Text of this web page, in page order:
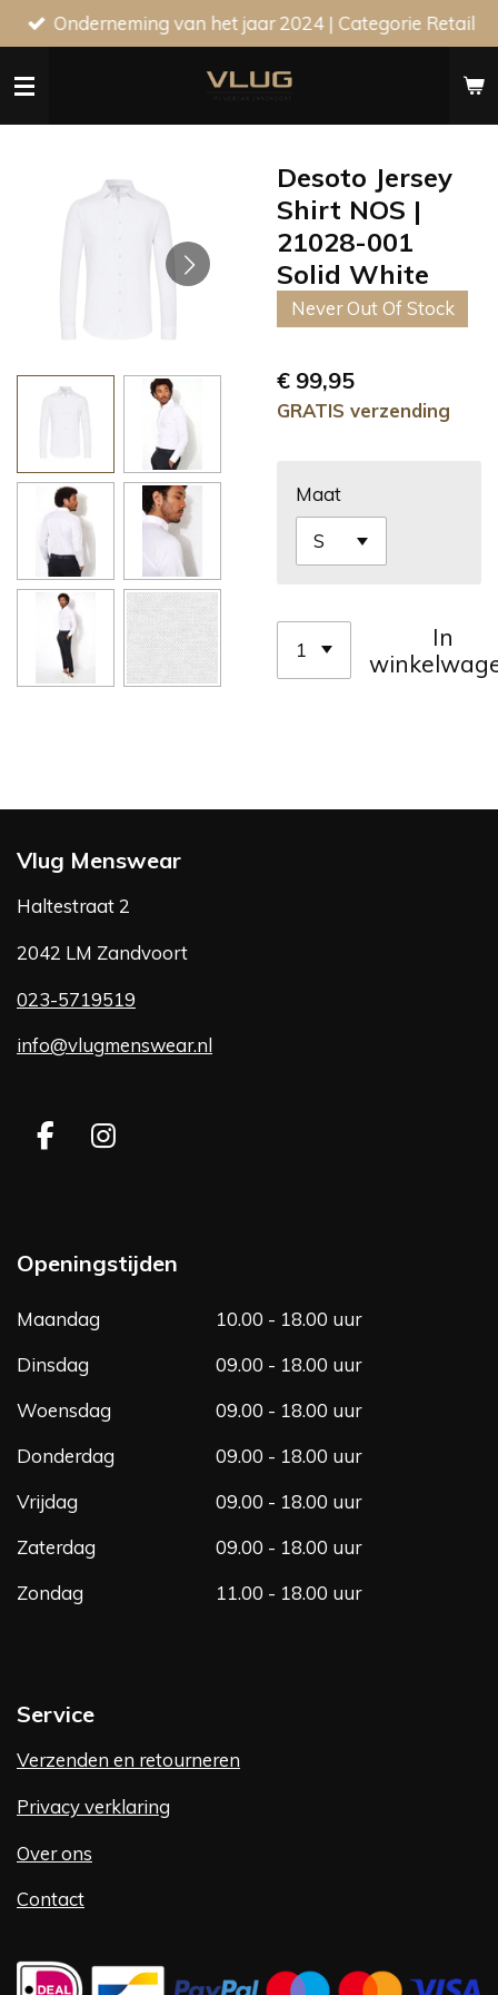
Ga
direct
naar
Onderneming van het jaar 2024 | Categorie Retail
Desoto Jersey
Shirt NOS |
21028-001
Solid White
Never Out Of Stock
€ 99,95
GRATIS verzending
Maat
In
Vlug Menswear
Haltestraat 2
2042 LM Zandvoort
023-5719519
info@vlugmenswear.nl
F
b
o
k
I
a
g
Openingstijden
Maandag
10.00 - 18.00 uur
Dinsdag
09.00 - 18.00 uur
Woensdag
09.00 - 18.00 uur
Donderdag
09.00 - 18.00 uur
Vrijdag
09.00 - 18.00 uur
Zaterdag
09.00 - 18.00 uur
Zondag
11.00 - 18.00 uur
Service
Verzenden en retourneren
Privacy verklaring
Over ons
Contact